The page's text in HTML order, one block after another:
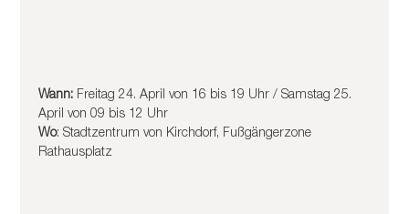
Wann: Freitag 24. April von 16 bis 19 Uhr / Samstag 25.
April von 09 bis 12 Uhr
Wo: Stadtzentrum von Kirchdorf, Fußgängerzone
Rathausplatz